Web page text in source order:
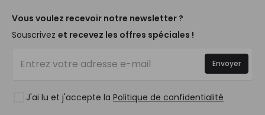
Êtes-vous un professionnel ?
Questions fréquentes (FAQ)
Éclairage pour entreprises
Marques de décoration premium
Espaces de vie
Collections
LoveYouGreen
Vous voulez recevoir notre newsletter ?
Souscrivez et recevez les offres spéciales !
J'ai lu et j'accepte la Politique de confidentialité
Envoyer